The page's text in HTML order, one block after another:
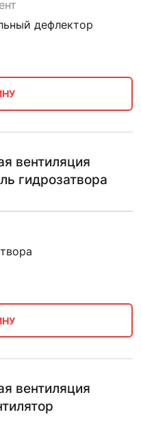
дефлектор
вентиляция
гидрозатвора
вентиляция